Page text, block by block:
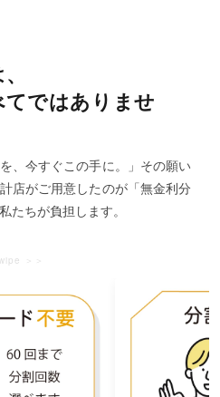
てではありませ
、今すぐこの手に。」その願い
店がご用意したのが「無金利分
たちが負担します。
＞＞